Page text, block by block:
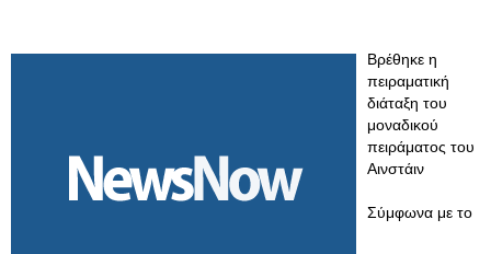
Βρέθηκε η
πειραματική
διάταξη του
μοναδικού
πειράματος του
Αινστάιν
Σύμφωνα με το